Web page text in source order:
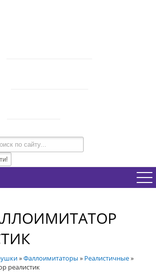
»Фаллоимитаторы » Реалистичные»
реалистик